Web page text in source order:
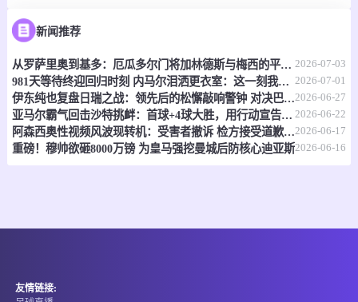
NBA
灰熊 0 - 0 老鹰
情报
WNBA 07-08 08:00 即将开始
新闻推荐
从罗萨里奥到基多：厄瓜多尔门将加林德斯与梅西的平行人生 2026-07-03
981天等待终迎回归时刻 内马尔泪洒更衣室：这一刻我等得太久 2026-07-01
伊东纯也复盘日瑞之战：领先后的松懈敲响警钟 对决巴西将遇全新挑战2026-06-27
亚马尔霸气回击沙特挑衅：首球+4球大胜，用行动宣告"我在这！" 2026-06-22
阿森西奥性视频风波现转机：受害者撤诉 检方接受道歉免刑2026-06-17
重磅！穆帅欲砸8000万镑 为皇马强挖曼城后防核心迪亚斯2026-06-16
友情链接: